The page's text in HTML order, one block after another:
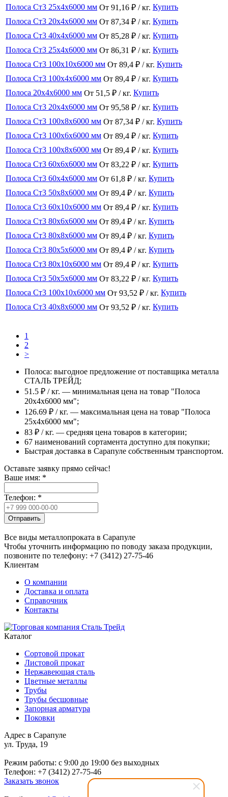
Полоса Ст3 25x4x6000 мм От 91,16 ₽ / кг. Купить
Полоса Ст3 20x4x6000 мм От 87,34 ₽ / кг. Купить
Полоса Ст3 40x4x6000 мм От 85,28 ₽ / кг. Купить
Полоса Ст3 25x4x6000 мм От 86,31 ₽ / кг. Купить
Полоса Ст3 100x10x6000 мм От 89,4 ₽ / кг. Купить
Полоса Ст3 100x4x6000 мм От 89,4 ₽ / кг. Купить
Полоса 20x4x6000 мм От 51,5 ₽ / кг. Купить
Полоса Ст3 20x4x6000 мм От 95,58 ₽ / кг. Купить
Полоса Ст3 100x8x6000 мм От 87,34 ₽ / кг. Купить
Полоса Ст3 100x6x6000 мм От 89,4 ₽ / кг. Купить
Полоса Ст3 100x8x6000 мм От 89,4 ₽ / кг. Купить
Полоса Ст3 60x6x6000 мм От 83,22 ₽ / кг. Купить
Полоса Ст3 60x4x6000 мм От 61,8 ₽ / кг. Купить
Полоса Ст3 50x8x6000 мм От 89,4 ₽ / кг. Купить
Полоса Ст3 60x10x6000 мм От 89,4 ₽ / кг. Купить
Полоса Ст3 80x6x6000 мм От 89,4 ₽ / кг. Купить
Полоса Ст3 80x8x6000 мм От 89,4 ₽ / кг. Купить
Полоса Ст3 80x5x6000 мм От 89,4 ₽ / кг. Купить
Полоса Ст3 80x10x6000 мм От 89,4 ₽ / кг. Купить
Полоса Ст3 50x5x6000 мм От 83,22 ₽ / кг. Купить
Полоса Ст3 100x10x6000 мм От 93,52 ₽ / кг. Купить
Полоса Ст3 40x8x6000 мм От 93,52 ₽ / кг. Купить
1
2
>
Полоса: выгодное предложение от поставщика металла
СТАЛЬ ТРЕЙД;
51.5 ₽ / кг. — минимальная цена на товар "Полоса
20x4x6000 мм";
126.69 ₽ / кг. — максимальная цена на товар "Полоса
25x4x6000 мм";
83 ₽ / кг. — средняя цена товаров в категории;
67 наименований сортамента доступно для покупки;
Быстрая доставка в Сарапуле собственным транспортом.
Оставьте заявку прямо сейчас!
Ваше имя: *
Телефон: *
Отправить
Все виды металлопроката в Сарапуле
Чтобы уточнить информацию по поводу заказа продукции,
позвоните по телефону: +7 (3412) 27-75-46
Клиентам
О компании
Доставка и оплата
Справочник
Контакты
Каталог
Сортовой прокат
Листовой прокат
Нержавеющая сталь
Цветные металлы
Трубы
Трубы бесшовные
Запорная арматура
Поковки
Адрес в Сарапуле
ул. Труда, 19
Режим работы: c 9:00 до 19:00 без выходных
Телефон: +7 (3412) 27-75-46
Заказать звонок